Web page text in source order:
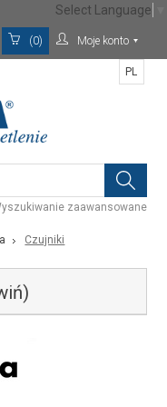
(0) Moje konto
zaawansowane
PL
Czujniki
Select Language